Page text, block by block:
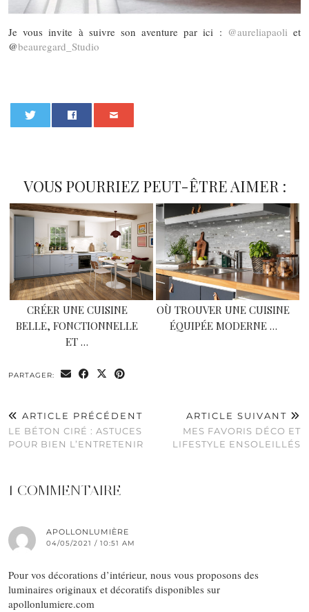
Je vous invite à suivre son aventure par ici : @aureliapaoli et
@beauregard_Studio
VOUS POURRIEZ PEUT-ÊTRE AIMER :
CRÉER UNE CUISINE
BELLE, FONCTIONNELLE
ET …
OÙ TROUVER UNE CUISINE
ÉQUIPÉE MODERNE …
PARTAGER:
ARTICLE PRÉCÉDENT
LE BÉTON CIRÉ : ASTUCES
POUR BIEN L’ENTRETENIR
ARTICLE SUIVANT
MES FAVORIS DÉCO ET
LIFESTYLE ENSOLEILLÉS
1 COMMENTAIRE
APOLLONLUMIÈRE
04/05/2021 / 10:51 AM
Pour vos décorations d’intérieur, nous vous proposons des
luminaires originaux et décoratifs disponibles sur
apollonlumiere.com